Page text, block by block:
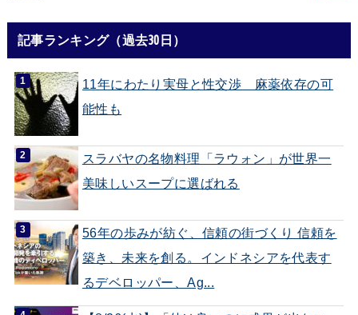
記事ランキング（過去30日）
11年にわたり実母と性交渉 麻薬依存の可
能性も
スラバヤの名物料理「ラウォン」が世界一
美味しいスープに選ばれる
56年の歩みが紡ぐ、信頼の街づくり 信頼を
築き、未来を創る。インドネシアを代表す
るデベロッパー、Ag...